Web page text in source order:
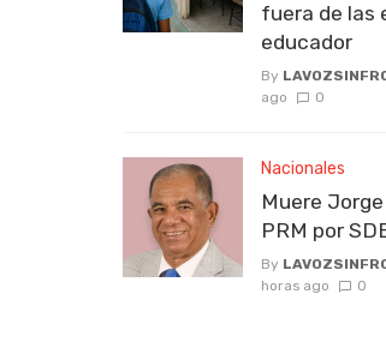
fuera de las
educador
By
ago
0
Nacionales
Muere
PRM por
By
horas ago
0